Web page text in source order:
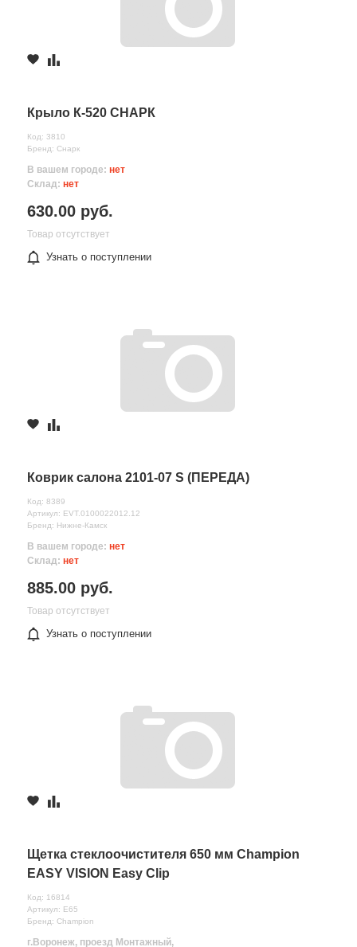
Крыло К-520 СНАРК
Код: 3810
Бренд: Снарк
В вашем городе: нет
Склад: нет
630.00 руб.
Товар отсутствует
Узнать о поступлении
Коврик салона 2101-07 S (ПЕРЕДА)
Код: 8389
Артикул: EVT.0100022012.12
Бренд: Нижне-Камск
В вашем городе: нет
Склад: нет
885.00 руб.
Товар отсутствует
Узнать о поступлении
Щетка стеклоочистителя 650 мм Champion
EASY VISION Easy Clip
Код: 16814
Артикул: E65
Бренд: Champion
г.Воронеж, проезд Монтажный,